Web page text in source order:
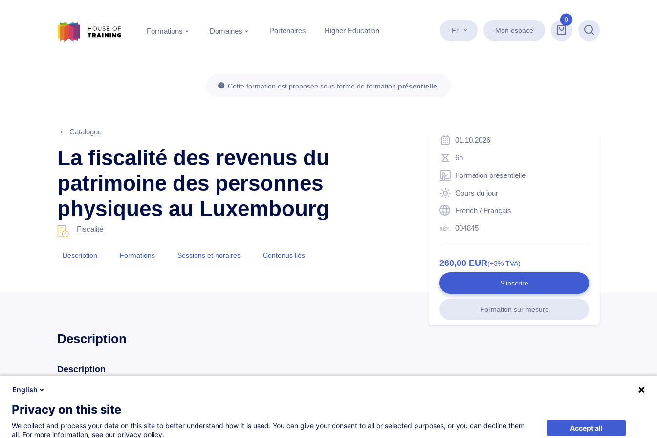
Fr Mon espace
0
Recherche
Formations Domaines Partenaires Higher Education
Cette formation est proposée sous forme de formation présentielle
Catalogue
La fiscalité des revenus du
patrimoine des personnes
physiques au Luxembourg
Fiscalité
Description Formations Sessions et horaires Contenus liés
01.10.2026
6h
Formation présentielle
Cours du jour
French / Français
004845
260,00 EUR(+3% TVA)
S'inscrire
Formation sur mesure
Description
Description
Luxembourg. Elle permet aussi de vous tenir à jour quant aux modifications liées aux réformes
English
Privacy on this site
We collect and process your data on this site to better understand how it is used. You can give your consent to all or selected purposes, or you can decline them
all. For more information, see our privacy policy.
Accept all